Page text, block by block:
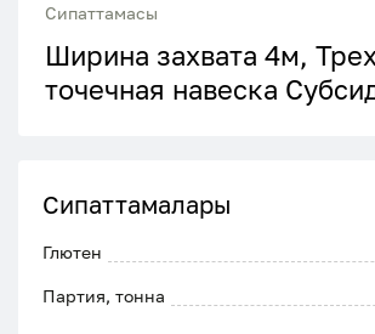
Сипаттамасы
Ширина захвата 4м, Трех
точечная навеска
Сипаттамалары
Глютен
Партия, тонна